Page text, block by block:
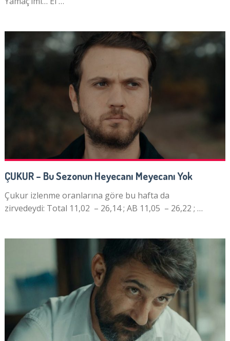
ÇUKUR – Bu Sezonun Heyecanı Meyecanı Yok
Çukur izlenme oranlarına göre bu hafta da
zirvedeydi: Total 11,02 – 26,14 ; AB 11,05 – 26,22 ; …